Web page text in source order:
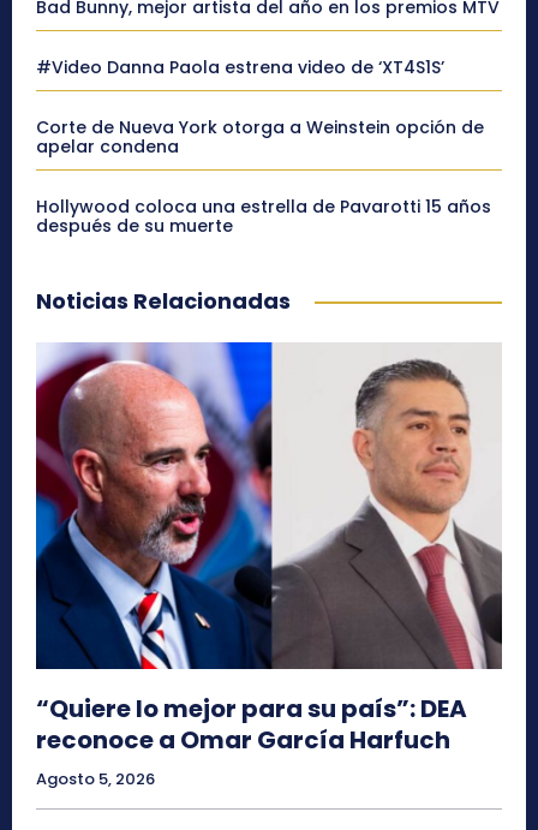
Bad Bunny, mejor artista del año en los premios MTV
#Video Danna Paola estrena video de ‘XT4S1S’
Corte de Nueva York otorga a Weinstein opción de
apelar condena
Hollywood coloca una estrella de Pavarotti 15 años
después de su muerte
Noticias Relacionadas
“Quiere lo mejor para su país”: DEA
reconoce a Omar García Harfuch
Agosto 5, 2026